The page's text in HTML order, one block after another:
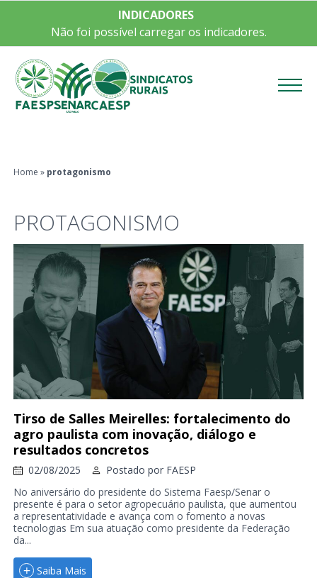
INDICADORES
Não foi possível carregar os indicadores.
Home » protagonismo
PROTAGONISMO
Tirso de Salles Meirelles: fortalecimento do
agro paulista com inovação, diálogo e
resultados concretos
02/08/2025 Postado por FAESP
No aniversário do presidente do Sistema Faesp/Senar o
presente é para o setor agropecuário paulista, que aumentou
a representatividade e avança com o fomento a novas
tecnologias Em sua atuação como presidente da Federação
da...
Saiba Mais